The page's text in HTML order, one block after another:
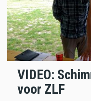
VIDEO:
voor ZLF